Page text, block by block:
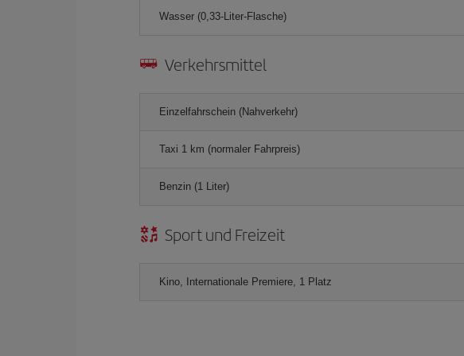
Wasser (0,33-Liter-Flasche)
Verkehrsmittel
Einzelfahrschein (Nahverkehr)
Taxi 1 km (normaler Fahrpreis)
Benzin (1 Liter)
Sport und Freizeit
Kino, Internationale Premiere, 1 Platz